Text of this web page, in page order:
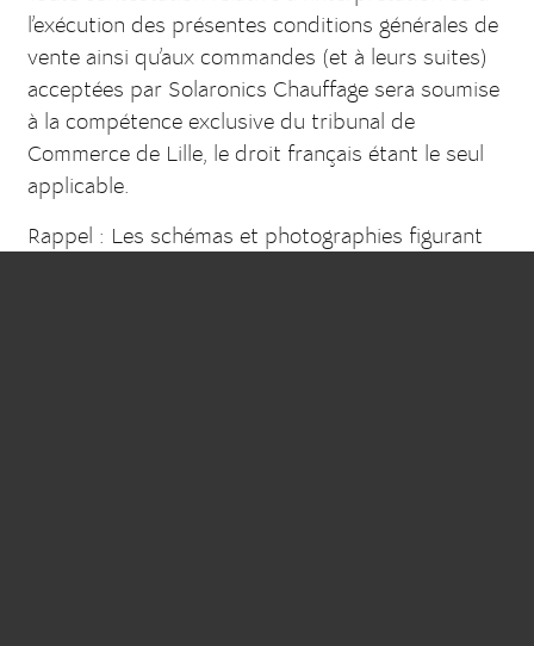
l’exécution des présentes conditions générales de
vente ainsi qu’aux commandes (et à leurs suites)
acceptées par Solaronics Chauffage sera soumise
à la compétence exclusive du tribunal de
Commerce de Lille, le droit français étant le seul
applicable.
Rappel : Les schémas et photographies figurant